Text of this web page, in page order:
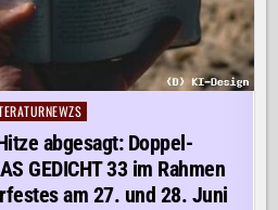
abgesagt: Doppel-
GEDICHT 33 im Rahmen
am 27. und 28. Juni